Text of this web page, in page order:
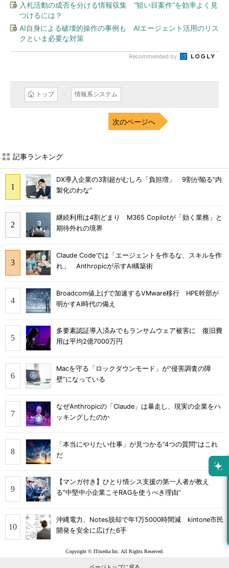
入札活動の成否を分ける情報収集 “狙い目案件”を効率よく見
つけるには？
AI自身による破壊的操作の事例も AIエージェント活用のリス
クといま必要な対策
Recommended by
トップ 情報系システム
次のページへ
記事ランキング
DX導入企業の3割超がむしろ「負担増」 9割が陥る“内
製化のわな”
継続利用は4割どまり M365 Copilotが「効く業務」と
期待外れの境界
Claude Codeでは「エージェントを作るな、スキルを作
れ」 Anthropicが示すAI構築術
Broadcom値上げで加速するVMware移行 HPE幹部が
明かすAI時代の備え
多要素認証導入済みでもランサムウェア被害に 復旧費
用は平均2億7000万円
Macを守る「ロックダウンモード」が“侵害調査の障
壁”になっている
なぜAnthropicの「Claude」は暴走し、現実の企業をハ
ッキングしたのか
「本当にやりたい仕事」が見つかる“4つの質問”はこれ
だ
【マンガ付き】ひとり情シス支援の第一人者が教え
る”中堅中小企業こそRAGを使うべき理由”
沖縄電力、Notes脱却で年1万5000時間減 kintone市民
開発を安全に広げた6手
Copyright © ITmedia Inc. All Rights Reserved.